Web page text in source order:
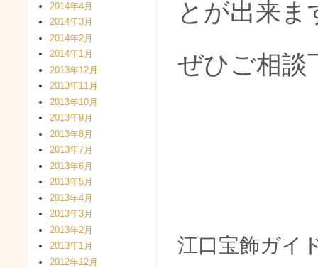
とが出来ま
ぜひご相談
江口宝飾ガイ
2014年4月
2014年3月
2014年2月
2014年1月
2013年12月
2013年11月
2013年10月
2013年9月
2013年8月
2013年7月
2013年6月
2013年5月
2013年4月
2013年3月
2013年2月
2013年1月
2012年12月